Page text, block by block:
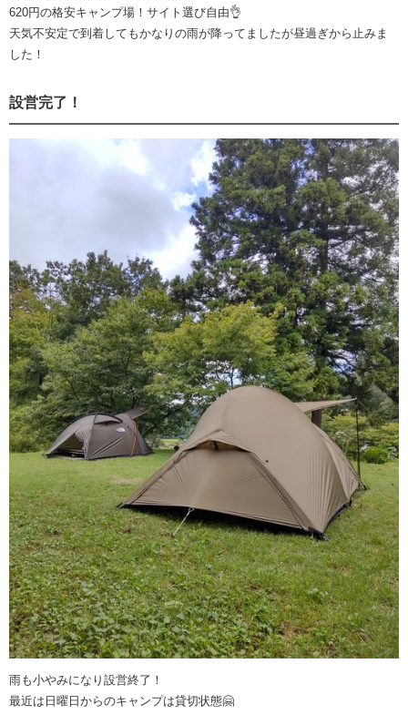
620円の格安キャンプ場！サイト選び自由👌
天気不安定で到着してもかなりの雨が降ってましたが昼過ぎから止みま
した！
設営完了！
雨も小やみになり設営終了！
最近は日曜日からのキャンプは貸切状態🤗